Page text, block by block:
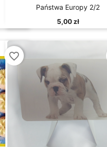
Szybki podgląd
Państwa Europy 2/2
5,00 zł
favorite_border